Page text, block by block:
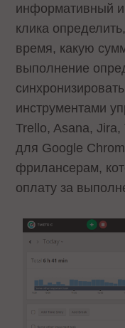
информативный
клика
время, какую
выполнение
инструментами
Trello, Asana,
для Google
фрилансерам,
оплату за